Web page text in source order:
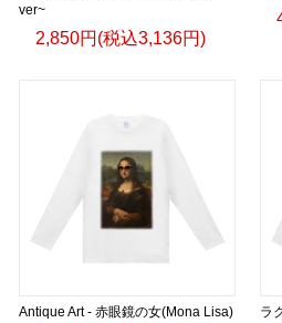
ver~
2,850円(税込3,136円)
Antique Art - 赤眼鏡の女(Mona Lisa) ラ